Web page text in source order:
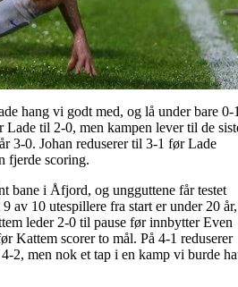
hang vi godt med, og lå under bare 0-
Lade til 2-0, men kampen lever til de
3-0. Johan reduserer til 3-1 før Lade
fjerde scoring.
bane i Åfjord, og ungguttene får testet
av 10 utespillere fra start er under 20 år,
leder 2-0 til pause før innbytter Even
Kattem scorer to mål. På 4-1 reduserer
2, men nok et tap i en kamp vi burde